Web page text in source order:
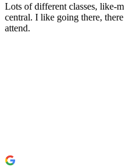
Lots of different classes, like-
central. I like going there,
attend.